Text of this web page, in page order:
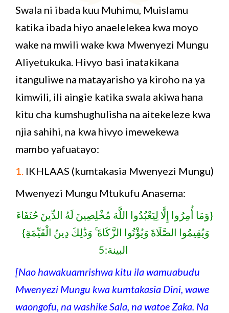
Swala ni ibada kuu Muhimu, Muislamu
katika ibada hiyo anaelelekea kwa moyo
wake na mwili wake kwa Mwenyezi Mungu
Aliyetukuka. Hivyo basi inatakikana
itanguliwe na matayarisho ya kiroho na ya
kimwili, ili aingie katika swala akiwa hana
kitu cha kumshughulisha na aitekeleze kwa
njia sahihi, na kwa hivyo imewekewa
mambo yafuatayo:
1. IKHLAAS (kumtakasia Mwenyezi Mungu)
Mwenyezi Mungu Mtukufu Anasema:
{وَمَا أُمِرُوا إِلَّا لِيَعْبُدُوا اللَّهَ مُخْلِصِينَ لَهُ الدِّينَ حُنَفَاءَ
وَيُقِيمُوا الصَّلَاةَ وَيُؤْتُوا الزَّكَاةَ ۚ وَذَٰلِكَ دِينُ الْقَيِّمَةِ}
البينة:5
[Nao hawakuamrishwa kitu ila wamuabudu
Mwenyezi Mungu kwa kumtakasia Dini, wawe
waongofu, na washike Sala, na watoe Zaka. Na